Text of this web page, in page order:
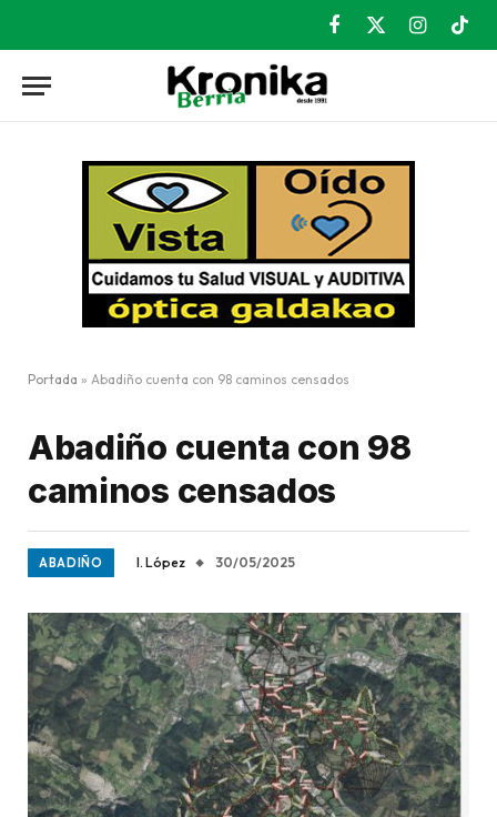
Facebook
X
Instagram
Portada » Abadiño cuenta con 98 caminos censados
Abadiño cuenta con 98
caminos censados
ABADIÑO I. López 30/05/2025